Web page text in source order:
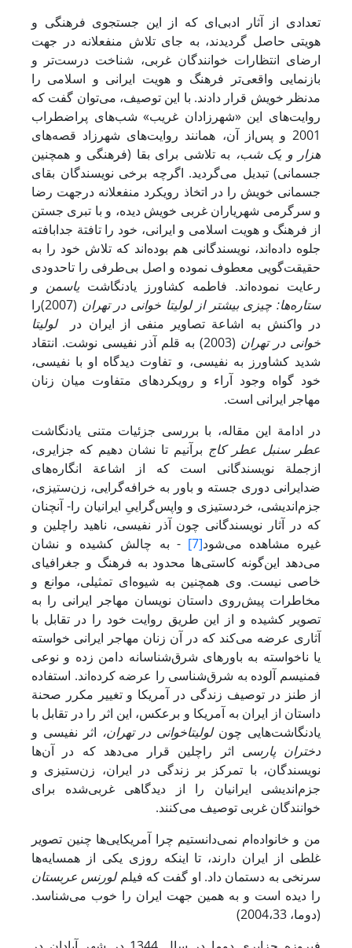
تعدادی از آثار ادبی‌ای که از این جستجوی فرهنگی و
هویتی حاصل گردیدند، به جای تلاش منفعلانه در جهت
ارضای انتظارات خوانندگان غربی، شناخت درست‌تر و
بازنمایی واقعی‌تر فرهنگ و هویت ایرانی و اسلامی را
مدنظر خویش قرار دادند. با این توصیف، می‌توان گفت که
روایت‌های این «شهرزادان غریب» شب‌های پراضطراب
2001 و پس‌از آن، همانند روایت‌های شهرزاد قصه‌های
هزار و یک شب، به تلاشی برای بقا (فرهنگی و همچنین
جسمانی) تبدیل می‌گردید. اگرچه برخی نویسندگان بقای
جسمانی خویش را در اتخاذ رویکرد منفعلانه درجهت رضا
و سرگرمی شهریاران غربی خویش دیده، و با تبری جستن
از فرهنگ و هویت اسلامی و ایرانی، خود را تافتة جدابافته
جلوه داده‌اند، نویسندگانی هم بوده‌اند که تلاش خود را به
حقیقت‌گویی معطوف نموده و اصل بی‌طرفی را تاحدودی
رعایت نموده‌اند. فاطمه کشاورز یادنگاشت یاسمن و
ستاره‌ها: چیزی بیشتر از لولیتا خوانی در تهران
(2007)را
در واکنش به اشاعة تصاویر منفی از ایران درلولیتا
خوانی در تهران
ِ (2003) به قلم آذر نفیسی نوشت. انتقاد
شدید کشاورز به نفیسی، و تفاوت دیدگاه او با نفیسی،
خود گواه وجود آراء و رویکردهای متفاوت میان زنان
مهاجر ایرانی است.
در ادامة این مقاله، با بررسی جزئیات متنی یادنگاشت
عطر سنبل عطر کاج برآنیم تا نشان دهیم که جزایری،
ازجملة نویسندگانی است که از اشاعة انگاره‌های
ضدایرانی دوری جسته و باور به خرافه‌گرایی، زن‌ستیزی،
جزم‌اندیشی، خردستیزی و واپس‌گراییِ ایرانیان را- آنچنان
که در آثار نویسندگانی چون آذر نفیسی، ناهید راچلین و
غیره مشاهده می‌شود[7]
- به چالش کشیده و نشان
می‌دهد این‌گونه کاستی‌ها محدود به فرهنگ و جغرافیای
خاصی نیست. وی همچنین به شیوه‌ای تمثیلی، موانع و
مخاطرات پیش‌روی داستان نویسان مهاجر ایرانی را به
تصویر کشیده و از این طریق روایت خود را در تقابل با
آثاری عرضه می‌کند که در آن زنان مهاجر ایرانی خواسته
یا ناخواسته به باورهای شرق‌شناسانه دامن زده و نوعی
فمنیسم آلوده به شرق‌شناسی را عرضه کرده‌اند. استفاده
از طنز در توصیف زندگی در آمریکا و تغییر مکرر صحنة
داستان از ایران به آمریکا و برعکس، این اثر را در تقابل با
یادنگاشت‌هایی چونلولیتاخوانی در تهران، اثر نفیسی و
دختران پارسی اثر راچلین قرار می‌دهد که در آن‌ها
نویسندگان، با تمرکز بر زندگی در ایران، زن‌ستیزی و
جزم‌اندیشی ایرانیان را از دیدگاهی غربی‌شده برای
خوانندگان غربی توصیف می‌کنند.
من و خانواده‌ام نمی‌دانستیم چرا آمریکایی‌ها چنین تصویر
غلطی از ایران دارند، تا اینکه روزی یکی از همسایه‌ها
سرنخی به دستمان داد. او گفت که فیلملورنس عربستان
را دیده است و به همین جهت ایران را خوب می‌شناسد.
(دوما، 2004،33)